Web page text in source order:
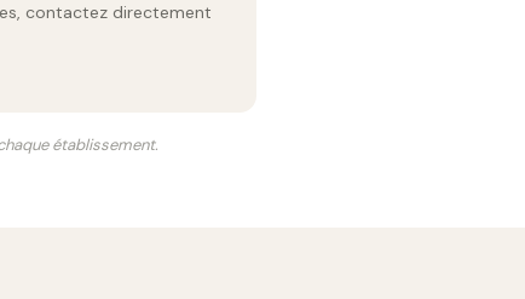
contactez directement
établissement.